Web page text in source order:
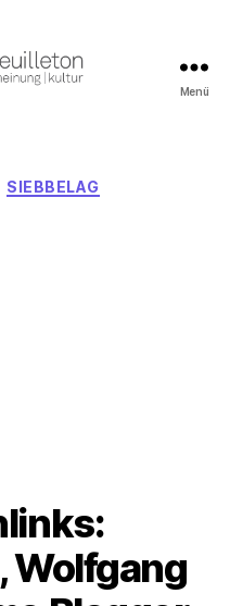
Menü
SIEBBELAG
Wolfgang